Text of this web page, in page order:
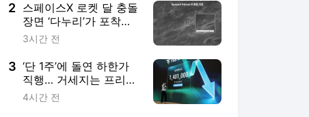
2 스페이스X 로켓 달 충돌
장면 ‘다누리’가 포착했
다
3시간 전
3 ‘단 1주’에 돌연 하한가
직행… 거세지는 프리마
켓 ‘시초가’ 논란 [짚어봅
4시간 전